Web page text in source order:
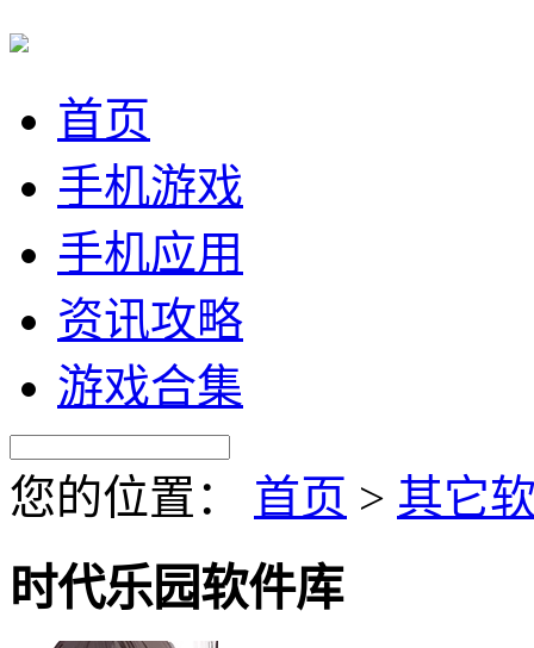
首页
手机游戏
手机应用
资讯攻略
游戏合集
您的位置： 首页 > 其它
时代乐园软件库